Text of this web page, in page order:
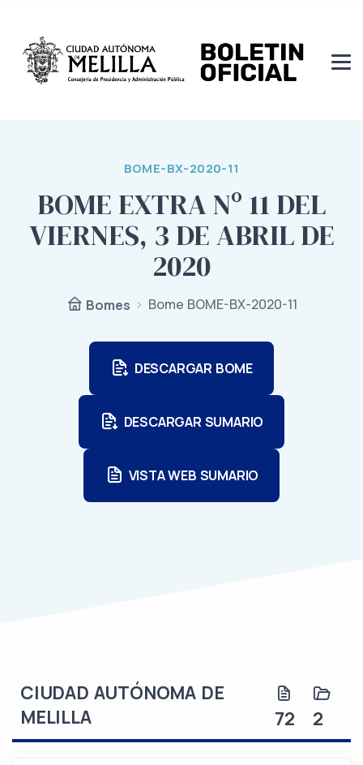
BOME-BX-2020-11
BOME EXTRA Nº 11 DEL
VIERNES, 3 DE ABRIL DE
2020
Bomes Bome BOME-BX-2020-11
DESCARGAR BOME
DESCARGAR SUMARIO
VISTA WEB SUMARIO
CIUDAD AUTÓNOMA DE
MELILLA
72 2